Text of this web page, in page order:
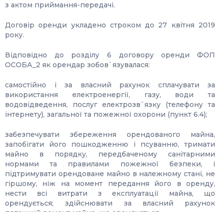
з актом приймання-передачі.
Договір оренди укладено строком до 27 квітня 2019
року.
Відповідно до розділу 6 договору оренди ФОП
ОСОБА_2 як орендар зобов`язувалася:
самостійно і за власний рахунок сплачувати за
використання електроенергії, газу, води та
водовідведення, послуг електрозв`язку (телефону та
інтернету), загальної та пожежної охорони (пункт 6.4);
забезпечувати збереження орендованого майна,
запобігати його пошкодженню і псуванню, тримати
майно в порядку, передбаченому санітарними
нормами та правилами пожежної безпеки, і
підтримувати орендоване майно в належному стані, не
гіршому, ніж на момент передання його в оренду,
нести всі витрати з експлуатації майна, що
орендується; здійснювати за власний рахунок